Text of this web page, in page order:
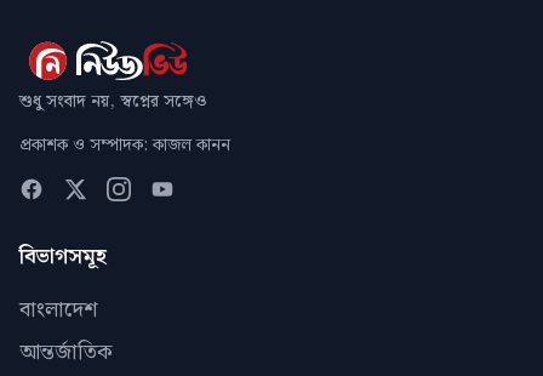
শুধু সংবাদ নয়, স্বপ্নের সঙ্গেও
প্রকাশক ও সম্পাদক: কাজল কানন
বিভাগসমূহ
বাংলাদেশ
আন্তর্জাতিক